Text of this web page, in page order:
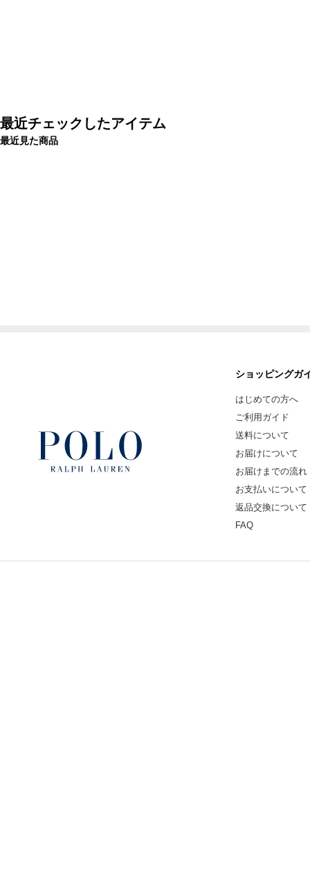
最近チェックしたアイテム
最近見た商品
ショッピングガ
はじめての方へ
ご利用ガイド
送料について
お届けについて
お届けまでの流れ
お支払いについて
返品交換について
FAQ